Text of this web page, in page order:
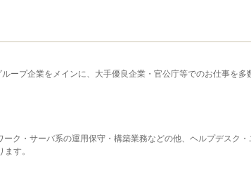
ープ企業をメインに、大手優良企業・官公庁等でのお仕事を多
ク・サーバ系の運用保守・構築業務などの他、ヘルプデスク・
す。